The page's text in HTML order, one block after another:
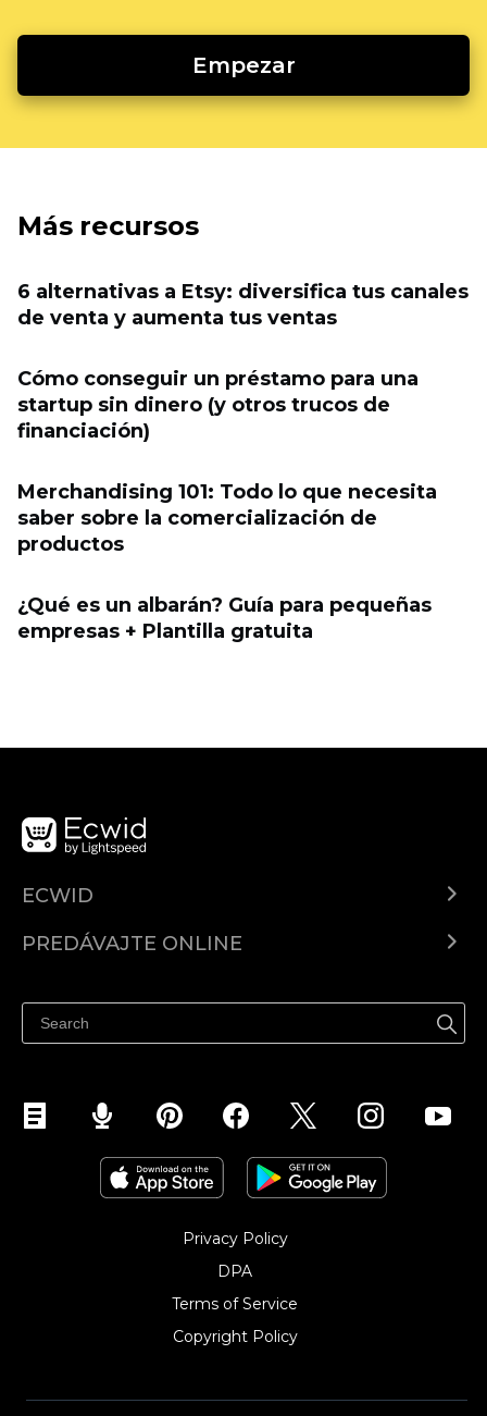
Empezar
Más recursos
6 alternativas a Etsy: diversifica tus canales
de venta y aumenta tus ventas
Cómo conseguir un préstamo para una
startup sin dinero (y otros trucos de
financiación)
Merchandising 101: Todo lo que necesita
saber sobre la comercialización de
productos
¿Qué es un albarán? Guía para pequeñas
empresas + Plantilla gratuita
ECWID
Cenník
PREDÁVAJTE ONLINE
Predávajte na Facebook
Predávať na Instagram
Privacy Policy
DPA
Terms of Service
Copyright Policy‎